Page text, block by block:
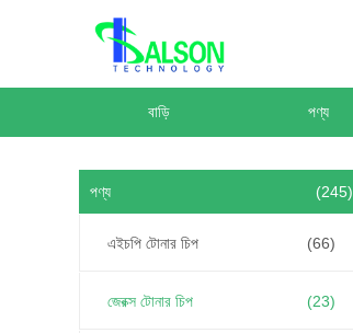
বাড়ি পণ্য
পণ্য (245)
এইচপি টোনার চিপ (66)
জেরক্স টোনার চিপ (23)